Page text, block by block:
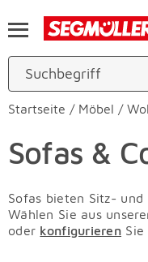
Startseite / Möbel /
Sofas &
Sofas bieten Sitz- und
Wählen Sie aus
oder konfigurieren Sie